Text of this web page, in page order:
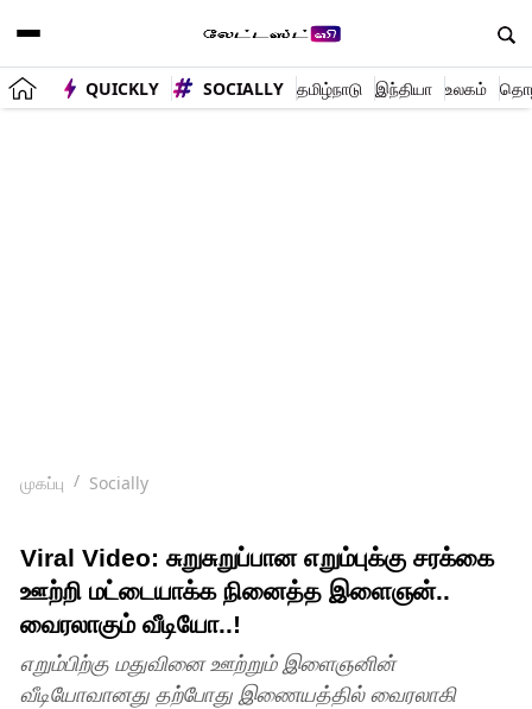
QUICKLY SOCIALLY தமிழ்நாடு இந்தியா உலகம்
முகப்பு Socially
Viral Video: சுறுசுறுப்பான எறும்புக்கு சரக்கை
ஊற்றி மட்டையாக்க நினைத்த இளைஞன்..
வைரலாகும் வீடியோ..!
எறும்பிற்கு மதுவினை ஊற்றும் இளைஞனின்
வீடியோவானது தற்போது இணையத்தில் வைரலாகி